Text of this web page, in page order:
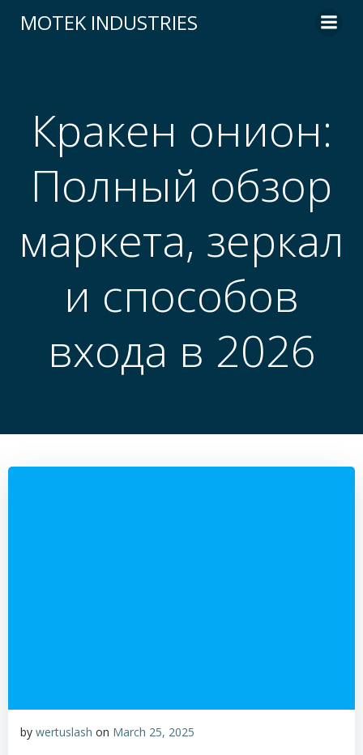
to
MOTEK INDUSTRIES
Кракен онион:
Полный обзор
маркета, зеркал
и способов
входа в 2026
by wertuslash on March 25, 2025